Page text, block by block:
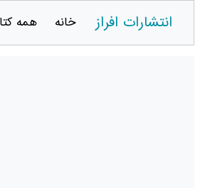
انتشارات افراز خانه همه